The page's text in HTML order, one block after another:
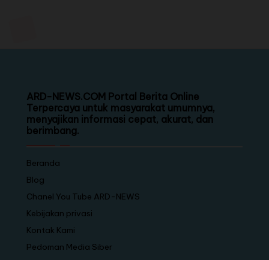
ARD-NEWS.COM Portal Berita Online
Terpercaya untuk masyarakat umumnya,
menyajikan informasi cepat, akurat, dan
berimbang.
Beranda
Blog
Chanel You Tube ARD-NEWS
Kebijakan privasi
Kontak Kami
Pedoman Media Siber